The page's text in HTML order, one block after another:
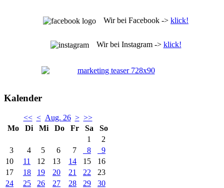
Wir bei Facebook -> klick!
Wir bei Instagram -> klick!
Kalender
<< < Aug. 26 > >>
Mo
Di Mi Do Fr Sa
So
1
2
3
4 5 6 7 8
9
10
11 12 13 14 15
16
17
18 19 20 21 22
23
24
25 26 27 28 29 30